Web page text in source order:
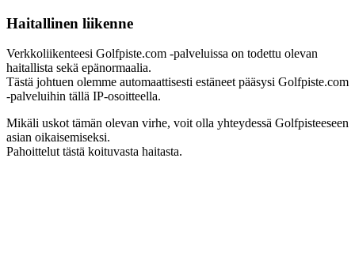
Haitallinen liikenne
Verkkoliikenteesi Golfpiste.com -palveluissa on todettu olevan
haitallista sekä epänormaalia.
Tästä johtuen olemme automaattisesti estäneet pääsysi Golfpiste.com
-palveluihin tällä IP-osoitteella.
Mikäli uskot tämän olevan virhe, voit olla yhteydessä Golfpisteeseen
asian oikaisemiseksi.
Pahoittelut tästä koituvasta haitasta.